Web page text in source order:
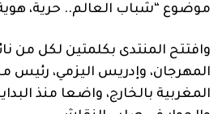
موضوع “شباب العالم.. حرية،
وافتتح المنتدى بكلمتين لكل من
المهرجان، وإدريس اليزمي، رئيس
المغربية بالخارج، واضعا منذ